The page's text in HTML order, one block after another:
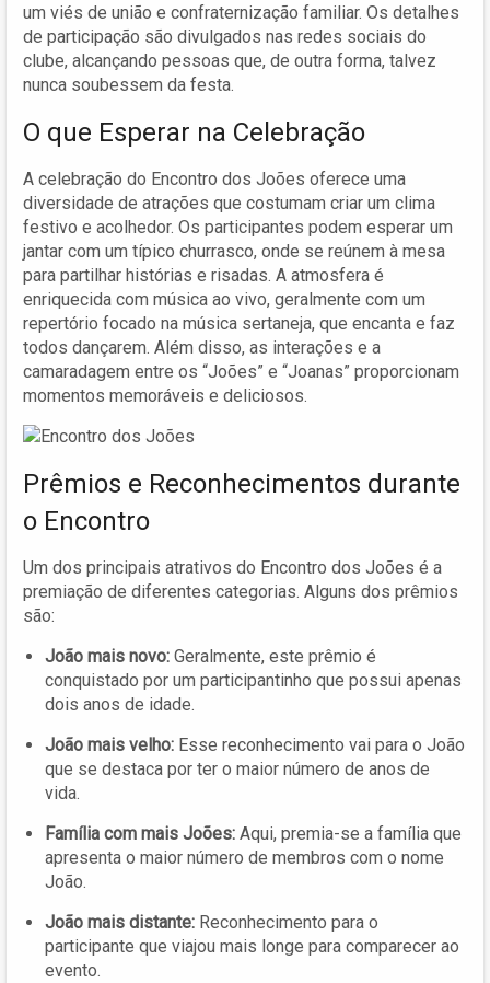
um viés de união e confraternização familiar. Os detalhes
de participação são divulgados nas redes sociais do
clube, alcançando pessoas que, de outra forma, talvez
nunca soubessem da festa.
O que Esperar na Celebração
A celebração do Encontro dos Joões oferece uma
diversidade de atrações que costumam criar um clima
festivo e acolhedor. Os participantes podem esperar um
jantar com um típico churrasco, onde se reúnem à mesa
para partilhar histórias e risadas. A atmosfera é
enriquecida com música ao vivo, geralmente com um
repertório focado na música sertaneja, que encanta e faz
todos dançarem. Além disso, as interações e a
camaradagem entre os “Joões” e “Joanas” proporcionam
momentos memoráveis e deliciosos.
Prêmios e Reconhecimentos durante
o Encontro
Um dos principais atrativos do Encontro dos Joões é a
premiação de diferentes categorias. Alguns dos prêmios
são:
João mais novo: Geralmente, este prêmio é
conquistado por um participantinho que possui apenas
dois anos de idade.
João mais velho: Esse reconhecimento vai para o João
que se destaca por ter o maior número de anos de
vida.
Família com mais Joões: Aqui, premia-se a família que
apresenta o maior número de membros com o nome
João.
João mais distante: Reconhecimento para o
participante que viajou mais longe para comparecer ao
evento.